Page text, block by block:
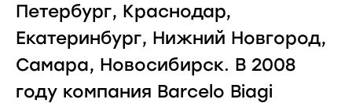
Петербург, Краснодар,
Екатеринбург, Нижний Новгород,
Самара, Новосибирск. В 2008
году компания Barcelo Biagi